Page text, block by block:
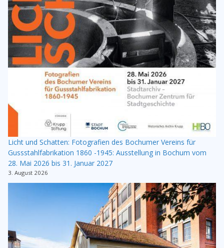
Licht und Schatten: Fotografien des Bochumer Vereins für
Gussstahlfabrikation 1860 -1945: Ausstellung in Bochum vom
28. Mai 2026 bis 31. Januar 2027
3. August 2026